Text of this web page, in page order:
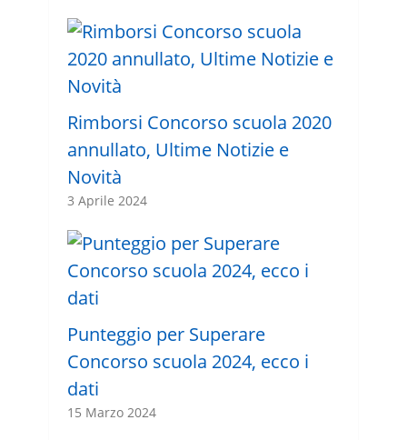
Rimborsi Concorso scuola 2020
annullato, Ultime Notizie e
Novità
3 Aprile 2024
Punteggio per Superare
Concorso scuola 2024, ecco i
dati
15 Marzo 2024